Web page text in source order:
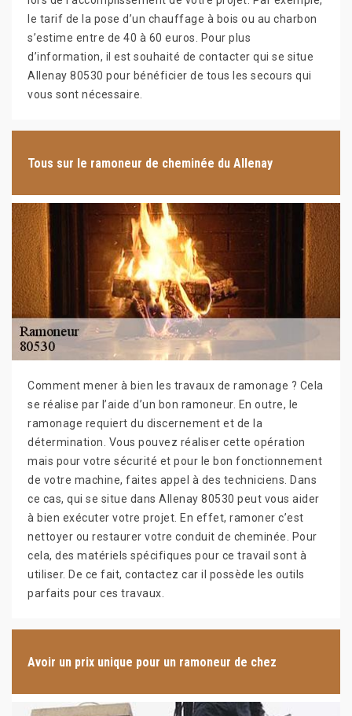
le tarif de la pose d’un chauffage à bois ou au charbon
s’estime entre de 40 à 60 euros. Pour plus
d’information, il est souhaité de contacter qui se situe
Allenay 80530 pour bénéficier de tous les secours qui
vous sont nécessaire.
Tous sur le ramoneur de cheminée du Allenay
Comment mener à bien les travaux de ramonage ? Cela
se réalise par l’aide d’un bon ramoneur. En outre, le
ramonage requiert du discernement et de la
détermination. Vous pouvez réaliser cette opération
mais pour votre sécurité et pour le bon fonctionnement
de votre machine, faites appel à des techniciens. Dans
ce cas, qui se situe dans Allenay 80530 peut vous aider
à bien exécuter votre projet. En effet, ramoner c’est
nettoyer ou restaurer votre conduit de cheminée. Pour
cela, des matériels spécifiques pour ce travail sont à
utiliser. De ce fait, contactez car il possède les outils
parfaits pour ces travaux.
Avoir un prix unique pour un ramoneur de chez